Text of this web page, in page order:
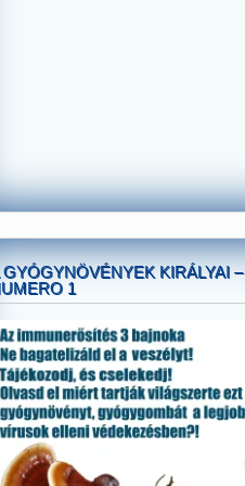
GYÓGYNÖVÉNYEK KIRÁLYAI –
1